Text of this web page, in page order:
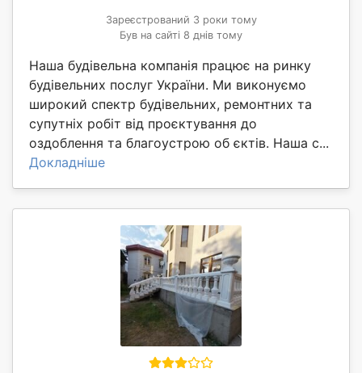
Зареєстрований 3 роки тому
Був на сайті 8 днів тому
Наша будівельна компанія працює на ринку
будівельних послуг України. Ми виконуємо
широкий спектр будівельних, ремонтних та
супутніх робіт від проєктування до
оздоблення та благоустрою об єктів. Наша с...
Докладніше